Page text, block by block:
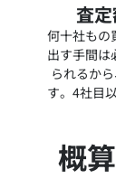
査
何十社もの
出す手間は
られるか
す。4社目
概